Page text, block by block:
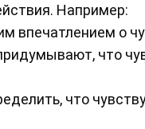
Например:
впечатлением о
что
что